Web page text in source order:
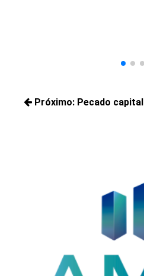
Navegação
Próximo: Pecado capital